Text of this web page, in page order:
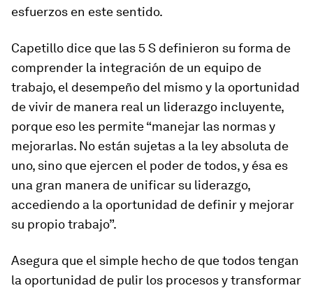
esfuerzos en este sentido.
Capetillo dice que las 5 S definieron su forma de
comprender la integración de un equipo de
trabajo, el desempeño del mismo y la oportunidad
de vivir de manera real un liderazgo incluyente,
porque eso les permite “manejar las normas y
mejorarlas. No están sujetas a la ley absoluta de
uno, sino que ejercen el poder de todos, y ésa es
una gran manera de unificar su liderazgo,
accediendo a la oportunidad de definir y mejorar
su propio trabajo”.
Asegura que el simple hecho de que todos tengan
la oportunidad de pulir los procesos y transformar